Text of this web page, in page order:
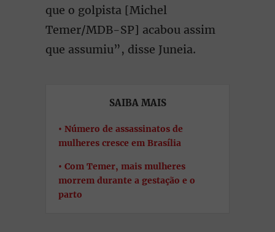
que o golpista [Michel
Temer/MDB-SP] acabou assim
que assumiu”, disse Juneia.
SAIBA MAIS
Número de assassinatos de
mulheres cresce em Brasília
Com Temer, mais mulheres
morrem durante a gestação e o
parto